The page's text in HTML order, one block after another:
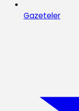
Gazeteler